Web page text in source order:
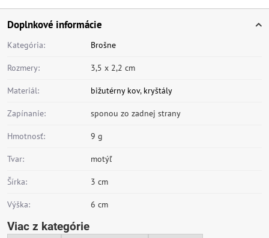
Doplnkové informácie
Kategória: Brošne
Rozmery: 3,5 x 2,2 cm
Materiál: bižutérny kov, kryštály
Zapínanie: sponou zo zadnej strany
Hmotnosť: 9 g
Tvar: motýľ
Šírka: 3 cm
Výška: 6 cm
Viac z kategórie